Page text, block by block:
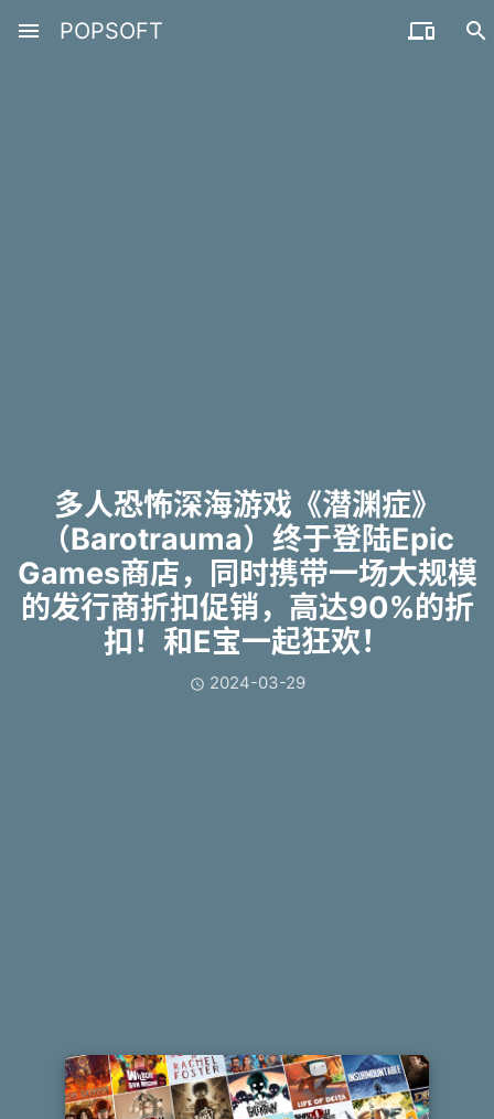
menu POPSOFT  
多人恐怖深海游戏《潜渊症》
（Barotrauma）终于登陆Epic
Games商店，同时携带一场大规模
的发行商折扣促销，高达90%的折
扣！和E宝一起狂欢！
 2024-03-29